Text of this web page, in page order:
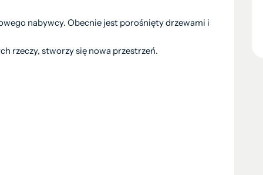
nabywcy. Obecnie jest porośnięty drzewami i
rzeczy, stworzy się nowa przestrzeń.